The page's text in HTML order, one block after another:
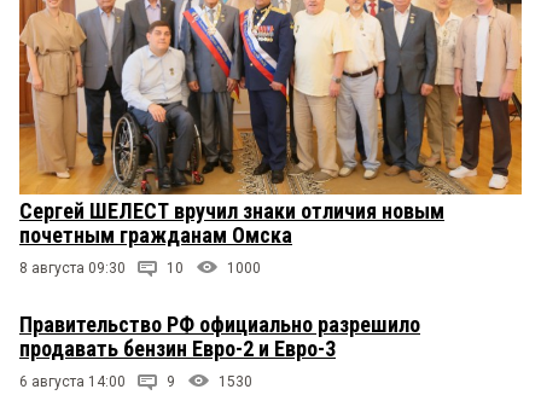
Сергей ШЕЛЕСТ вручил знаки отличия новым
почетным гражданам Омска
8 августа 09:30 10 1000
Правительство РФ официально разрешило
продавать бензин Евро-2 и Евро-3
6 августа 14:00 9 1530